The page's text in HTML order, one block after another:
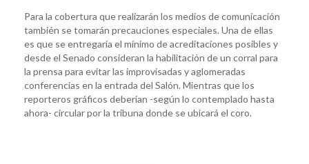
Para la cobertura que realizarán los medios de comunicación
también se tomarán precauciones especiales. Una de ellas
es que se entregaría el mínimo de acreditaciones posibles y
desde el Senado consideran la habilitación de un corral para
la prensa para evitar las improvisadas y aglomeradas
conferencias en la entrada del Salón. Mientras que los
reporteros gráficos deberían -según lo contemplado hasta
ahora- circular por la tribuna donde se ubicará el coro.